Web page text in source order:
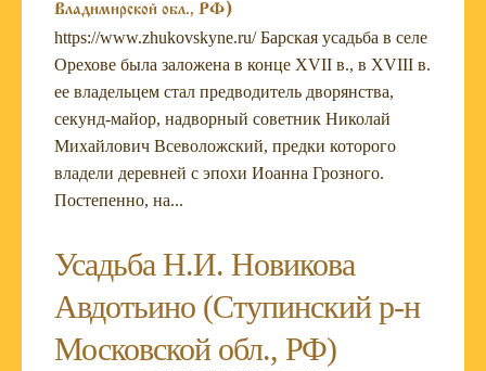
Владимирской обл., РФ)
https://www.zhukovskyne.ru/ Барская усадьба в селе
Орехове была заложена в конце XVII в., в XVIII в.
ее владельцем стал предводитель дворянства,
секунд-майор, надворный советник Николай
Михайлович Всеволожский, предки которого
владели деревней с эпохи Иоанна Грозного.
Постепенно, на...
Усадьба Н.И. Новикова
Авдотьино (Ступинский р-н
Московской обл., РФ)